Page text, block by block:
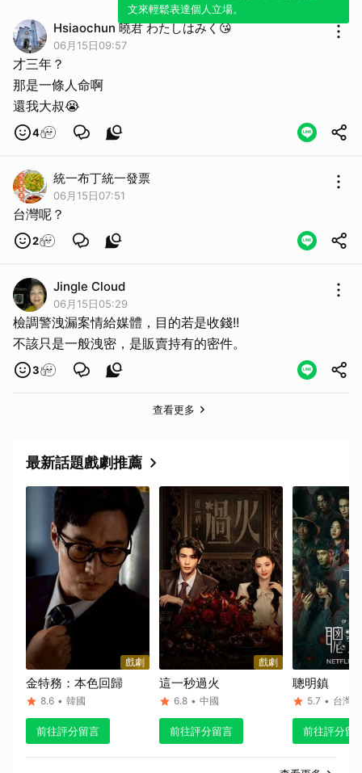
文來輕鬆表達個人立場。
Hsiaochun 曉君 わたしはみく😘
06月15日09:57
才三年？
那是一條人命啊
還我大叔😭
4
統一布丁統一發票
06月15日07:51
台灣呢？
2
Jingle Cloud
06月15日05:29
檢調警洩漏案情給媒體，目的若是收錢!!
不該只是一般洩密，是販賣持有的密件。
3
查看更多
最新話題戲劇推薦
戲劇
金特務：本色回歸
8.6 • 韓國
前往評分留言
戲劇
這一秒過火
6.8 • 中國
前往評分留言
聰明鎮
5.7 • 台灣
前往評分留